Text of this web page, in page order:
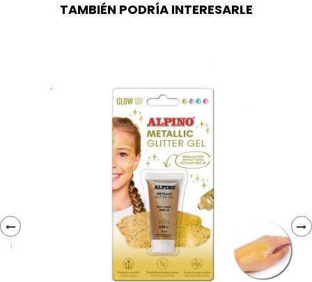
TAMBIÉN PODRÍA INTERESARLE
‹